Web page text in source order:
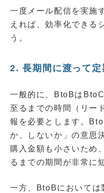
一度メール配信を実施
えれば、効率化できる
う。
2. 長期間に渡って
一般的に、BtoBは
至るまでの時間（リー
報を必要とします。
か、しないか」の意思
購入金額も小さいため
るまでの期間が非常に
一方、BtoBにおいては